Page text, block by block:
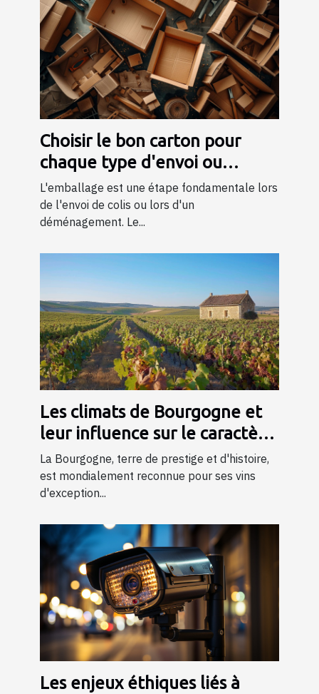
Choisir le bon carton pour
chaque type d'envoi ou
déménagement
L'emballage est une étape fondamentale lors
de l'envoi de colis ou lors d'un
déménagement. Le...
Les climats de Bourgogne et
leur influence sur le caractère
du vin
La Bourgogne, terre de prestige et d'histoire,
est mondialement reconnue pour ses vins
d'exception...
Les enjeux éthiques liés à